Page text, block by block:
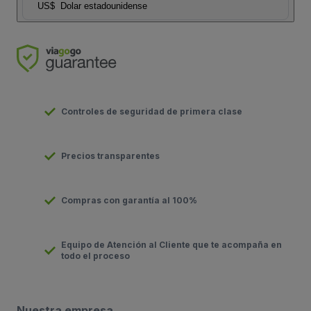
US$ Dolar estadounidense
Controles de seguridad de primera clase
Precios transparentes
Compras con garantía al 100%
Equipo de Atención al Cliente que te acompaña en
todo el proceso